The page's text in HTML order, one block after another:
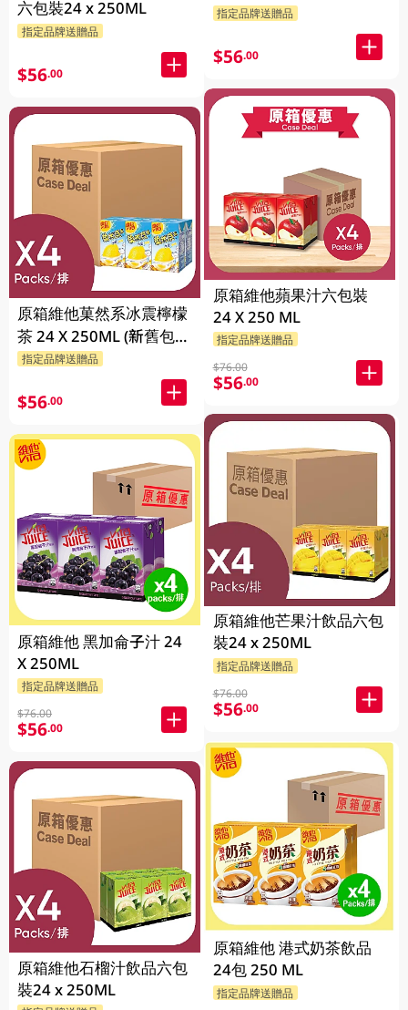
六包裝24 x 250ML
指定品牌送贈品
$56.00
原箱維他菓然系冰震檸檬
茶 24 X 250ML (新舊包裝
隨機發貨)
指定品牌送贈品
$56.00
原箱維他 黑加侖子汁 24
X 250ML
指定品牌送贈品
$76.00
$56.00
原箱維他石榴汁飲品六包
裝24 x 250ML
指定品牌送贈品
$56.00
原箱維他蘋果汁六包裝
24 X 250 ML
指定品牌送贈品
$76.00
$56.00
原箱維他芒果汁飲品六包
裝24 x 250ML
指定品牌送贈品
$76.00
$56.00
原箱維他 港式奶茶飲品
24包 250 ML
指定品牌送贈品